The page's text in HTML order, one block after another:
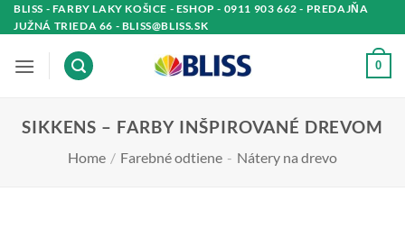
Skip
to
BLISS - FARBY LAKY KOŠICE - ESHOP - 0911 903 662 - PREDAJŇA
JUŽNÁ TRIEDA 66 - BLISS@BLISS.SK
0
SIKKENS – FARBY INŠPIROVANÉ DREVOM
Home / Farebné odtiene - Nátery na drevo